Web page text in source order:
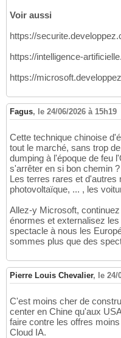
Voir aussi
https://
https://intelligence-
https://
Fagus, le 24/06/2026 à 15h19
Cette technique chinoise
tout le marché, sans trop
dumping à l'époque de feu
s'arrêter en si bon chemin ?
Les terres rares et d'autres
photovoltaïque, ... , les
Allez-y Microsoft,
énormes et externalisez
spectacle à nous les
sommes plus que des
Pierre Louis Chevalier, le 24/
C'est moins cher de
center en Chine qu'aux
faire contre les offres
Cloud IA.